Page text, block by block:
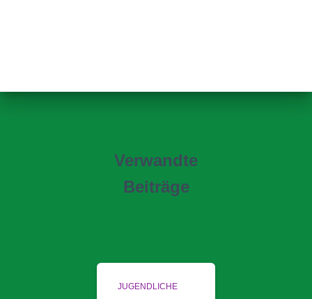
Verwandte
Beiträge
JUGENDLICHE